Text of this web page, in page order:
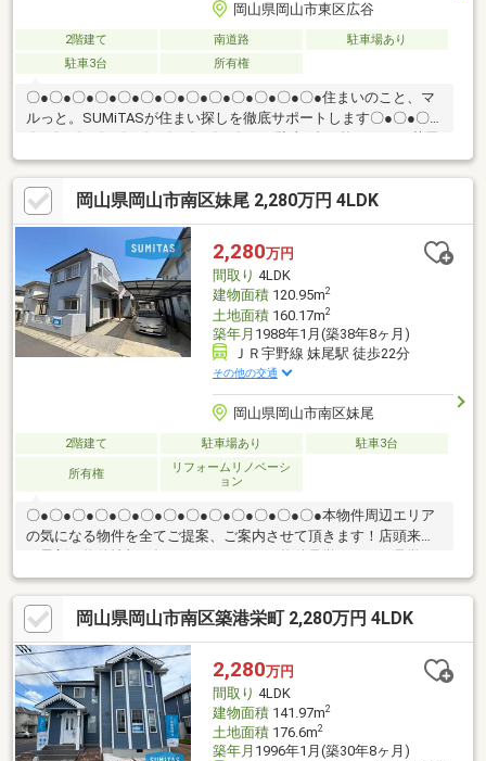
岡山県岡山市東区広谷
2階建て 南道路
駐車場あり
駐車3台
所有権
〇●〇●〇●〇●〇●〇●〇●〇●〇●〇●〇●〇●〇●住まいのこと、マ
ルっと。SUMiTASが住まい探しを徹底サポートします〇●〇●〇●
山小学校まで徒歩13分♪【リフォーム内容】 コンロ新品、室内
クリーニング、給湯器交換他にも「これはどんな物件？」「住所
が知りたい」など、お気兼ねなくお問い合わせください。物件ご
とではなく、お客様ごとに担当者がサポートさせていただきま
岡山県岡山市南区妹尾 2,280万円 4LDK
2,280万円
間取り 4LDK
建物面積120.95m2
土地面積160.17m2
築年月 1988年1月(築38年8ヶ月)
ＪＲ宇野線 妹尾駅 徒歩22分
その他の交通
岡山県岡山市南区妹尾
2階建て 駐車場あり 駐車3台
所有権
リフォームリノベーシ
ョン
〇●〇●〇●〇●〇●〇●〇●〇●〇●〇●〇●〇●〇●本物件周辺エリア
の気になる物件を全てご提案、ご案内させて頂きます！店頭来店
アーは【その場で確定！ 見学予約する（無料）からご予約下さ
い】〇●〇●〇●〇●〇●〇●〇●〇●〇●〇●〇●〇●〇●●2026年5月リ
フォーム済み♪（外壁・室内クロス張替）●駐車3台可能♪（車種に
よる）●内覧可能です♪詳細はお気軽にお問合せください。他にも
「これはどんな物件？」「住所が知りたい」など、お気兼ねなく
お問い合わせください。物件ごとではなく、お客様ごとに担当者
がサポートさせていただきます
岡山県岡山市南区築港栄町 2,280万円 4LDK
2,280万円
間取り 4LDK
建物面積141.97m2
土地面積176.6m2
築年月 1996年1月(築30年8ヶ月)